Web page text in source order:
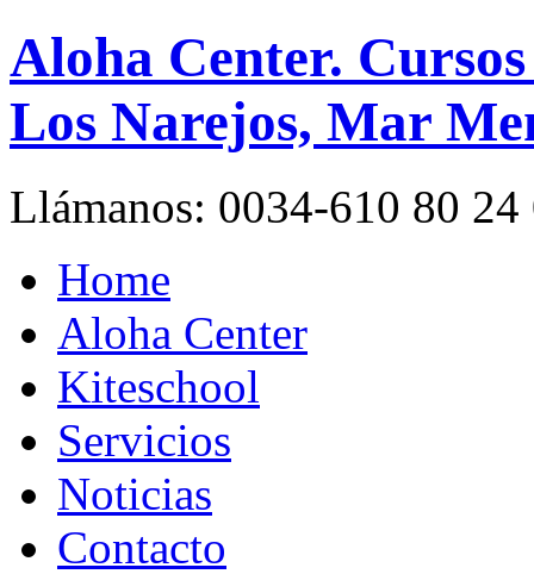
Aloha Center.
Los Narejos, Mar
Llámanos: 0034-610 80 24
Home
Aloha Center
Kiteschool
Servicios
Noticias
Contacto